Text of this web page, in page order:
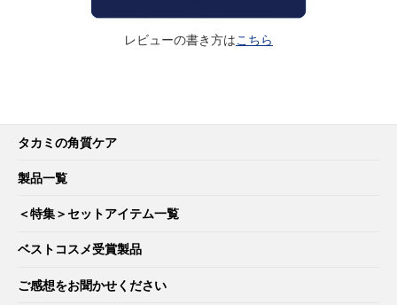
レビューの書き方はこちら
タカミの角質ケア
製品一覧
＜特集＞セットアイテム一覧
ベストコスメ受賞製品
ご感想をお聞かせください